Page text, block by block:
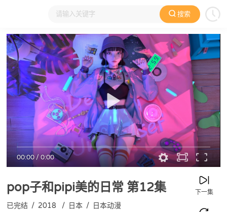
搜索
大家在看 日本动漫 国产动漫 欧美动漫 动漫电影
00:00/0:00
pop子和pipi美的日常 第12集 下一集
已完结 / 2018 / 日本 / 日本动漫